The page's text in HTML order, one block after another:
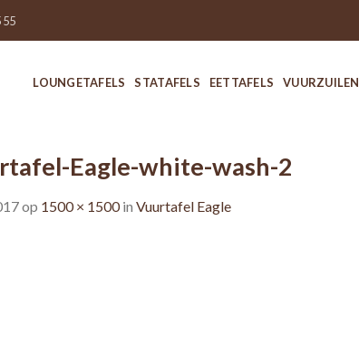
55
LOUNGETAFELS STATAFELS EETTAFELS VUURZUILEN
Eagle-white-wash-2
op 1500 × 1500in Vuurtafel Eagle